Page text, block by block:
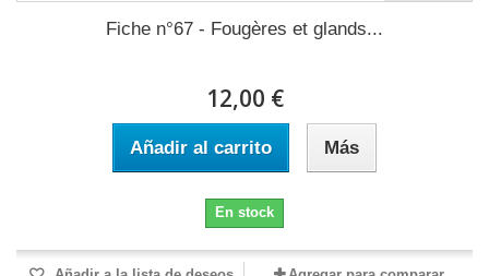
Fiche n°67 - Fougères et glands...
12,00 €
Añadir al carrito Más
En stock